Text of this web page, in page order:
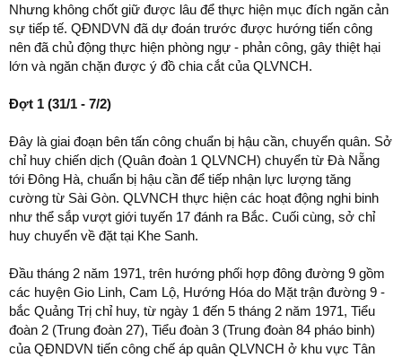
Nhưng không chốt giữ được lâu để thực hiện mục đích ngăn cản
sự tiếp tế. QĐNDVN đã dự đoán trước được hướng tiến công
nên đã chủ động thực hiện phòng ngự - phản công, gây thiệt hại
lớn và ngăn chặn được ý đồ chia cắt của QLVNCH.
Đợt 1 (31/1 - 7/2)
Đây là giai đoạn bên tấn công chuẩn bị hậu cần, chuyển quân. Sở
chỉ huy chiến dịch (Quân đoàn 1 QLVNCH) chuyển từ Đà Nẵng
tới Đông Hà, chuẩn bị hậu cần để tiếp nhận lực lượng tăng
cường từ Sài Gòn. QLVNCH thực hiện các hoạt động nghi binh
như thể sắp vượt giới tuyến 17 đánh ra Bắc. Cuối cùng, sở chỉ
huy chuyển về đặt tại Khe Sanh.
Đầu tháng 2 năm 1971, trên hướng phối hợp đông đường 9 gồm
các huyện Gio Linh, Cam Lộ, Hướng Hóa do Mặt trận đường 9 -
bắc Quảng Trị chỉ huy, từ ngày 1 đến 5 tháng 2 năm 1971, Tiểu
đoàn 2 (Trung đoàn 27), Tiểu đoàn 3 (Trung đoàn 84 pháo binh)
của QĐNDVN tiến công chế áp quân QLVNCH ở khu vực Tân